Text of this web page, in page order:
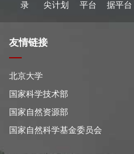
录
尖计划
平台
据平台
友情链接
北京大学
国家科学技术部
国家自然资源部
国家自然科学基金委员会